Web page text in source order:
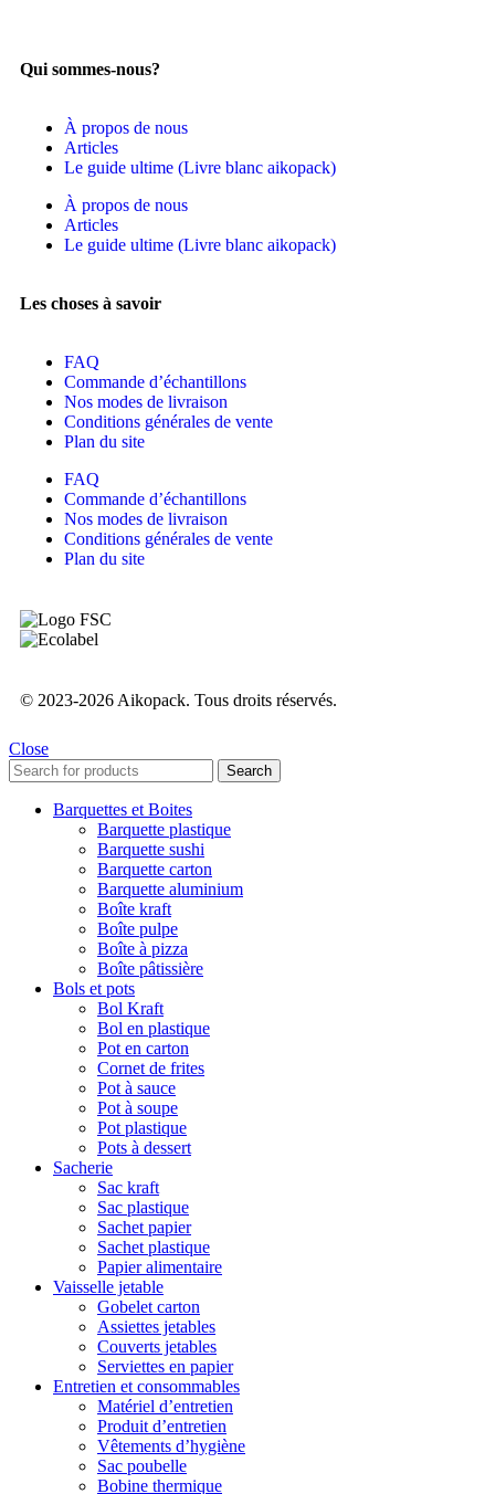
Qui sommes-nous?
À propos de nous
Articles
Le guide ultime (Livre blanc aikopack)
À propos de nous
Articles
Le guide ultime (Livre blanc aikopack)
Les choses à savoir
FAQ
Commande d’échantillons
Nos modes de livraison
Conditions générales de vente
Plan du site
FAQ
Commande d’échantillons
Nos modes de livraison
Conditions générales de vente
Plan du site
© 2023-2026 Aikopack. Tous droits réservés.
Close
Search
Barquettes et Boites
Barquette plastique
Barquette sushi
Barquette carton
Barquette aluminium
Boîte kraft
Boîte pulpe
Boîte à pizza
Boîte pâtissière
Bols et pots
Bol Kraft
Bol en plastique
Pot en carton
Cornet de frites
Pot à sauce
Pot à soupe
Pot plastique
Pots à dessert
Sacherie
Sac kraft
Sac plastique
Sachet papier
Sachet plastique
Papier alimentaire
Vaisselle jetable
Gobelet carton
Assiettes jetables
Couverts jetables
Serviettes en papier
Entretien et consommables
Matériel d’entretien
Produit d’entretien
Vêtements d’hygiène
Sac poubelle
Bobine thermique